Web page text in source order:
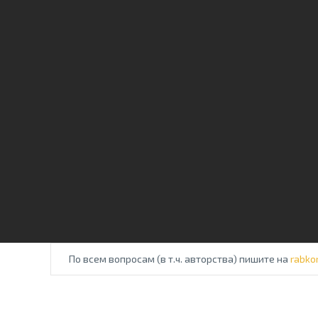
По всем вопросам (в т.ч. авторства) пишите на